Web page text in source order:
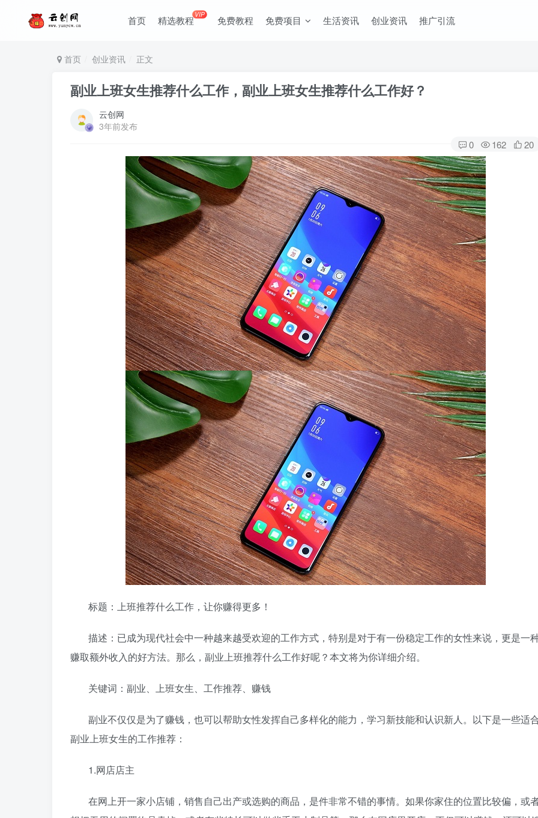
首页 精选教程VIP 免费教程 免费项目 生活资讯 创业资讯 推广引流
首页 创业资讯 正文
副业上班女生推荐什么工作，副业上班女生推荐什么工作好？
云创网
3年前发布
0 162 20
标题：上班推荐什么工作，让你赚得更多！
描述： 已成为现代社会中一种越来越受欢迎的工作方式，特别是对于有一份稳定工作的女性来说，更是一
赚取额外收入的好方法。那么，副业上班推荐什么工作好呢？本文将为你详细介绍。
关键词：副业、上班女生、工作推荐、赚钱
副业不仅仅是为了赚钱，也可以帮助女性发挥自己多样化的能力，学习新技能和认识新人。以下是一些适
副业上班女生的工作推荐：
1.网店店主
在网上开一家小店铺，销售自己出产或选购的商品，是件非常不错的事情。如果你家住的位置比较偏，或